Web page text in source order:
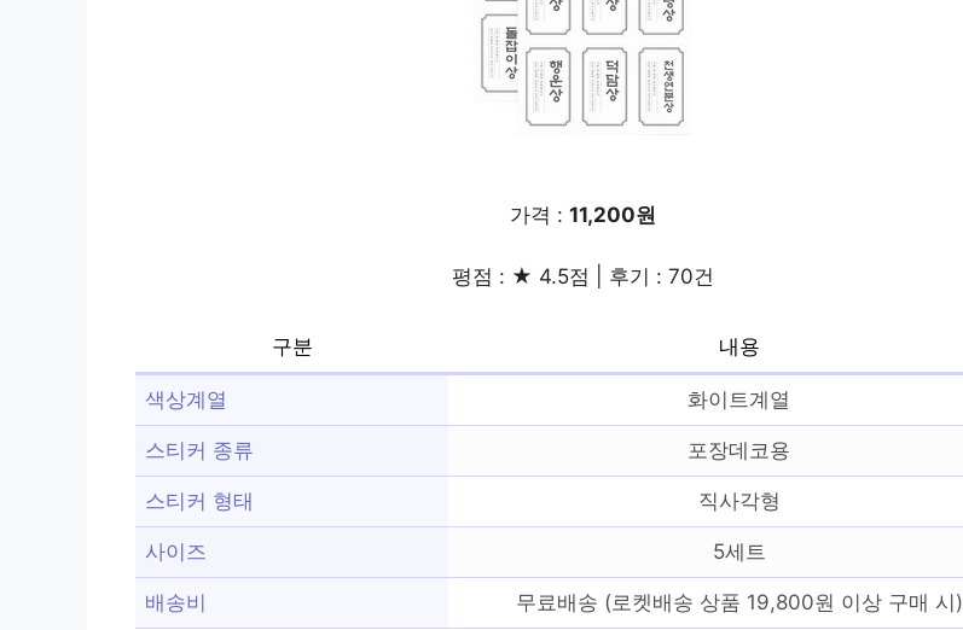
가격 : 11,200원
평점 : ★ 4.5점 | 후기 : 70건
구분 내용
색상계열 화이트계열
스티커 종류 포장데코용
스티커 형태 직사각형
사이즈 5세트
배송비 무료배송 (로켓배송 상품 19,800원 이상 구매 시)